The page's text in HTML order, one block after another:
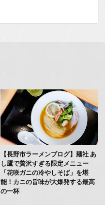
【長野市ラーメンブログ】麺社 あ
し鷹で贅沢すぎる限定メニュー
「花咲ガニの冷やしそば」を堪
能！カニの旨味が大爆発する最高
の一杯